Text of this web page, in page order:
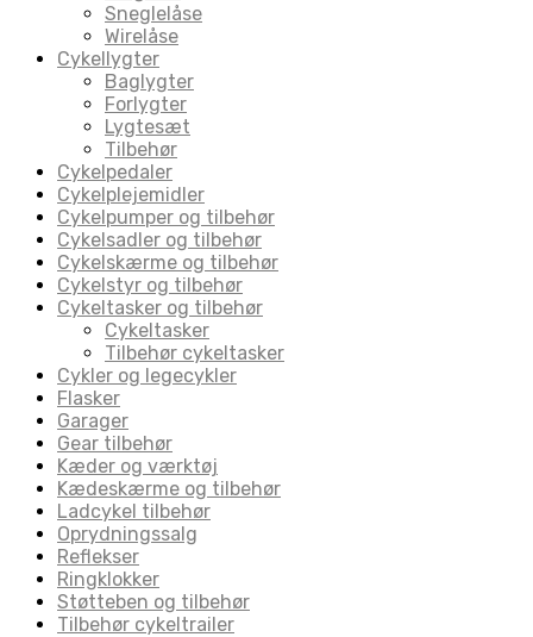
Sneglelåse
Wirelåse
Cykellygter
Baglygter
Forlygter
Lygtesæt
Tilbehør
Cykelpedaler
Cykelplejemidler
Cykelpumper og tilbehør
Cykelsadler og tilbehør
Cykelskærme og tilbehør
Cykelstyr og tilbehør
Cykeltasker og tilbehør
Cykeltasker
Tilbehør cykeltasker
Cykler og legecykler
Flasker
Garager
Gear tilbehør
Kæder og værktøj
Kædeskærme og tilbehør
Ladcykel tilbehør
Oprydningssalg
Reflekser
Ringklokker
Støtteben og tilbehør
Tilbehør cykeltrailer